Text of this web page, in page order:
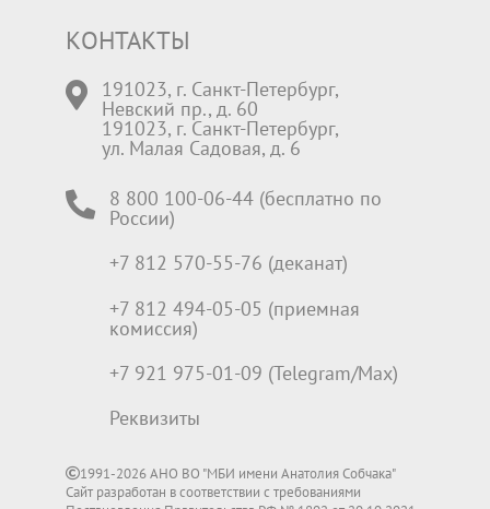
КОНТАКТЫ
191023, г. Санкт-Петербург,
Невский пр., д. 60
191023, г. Санкт-Петербург,
ул. Малая Садовая, д. 6
8 800 100-06-44 (бесплатно по
России)
+7 812 570-55-76 (деканат)
+7 812 494-05-05 (приемная
комиссия)
+7 921 975-01-09 (Telegram/Max)
Реквизиты
1991-2026 АНО ВО "МБИ имени Анатолия Собчака"
Сайт разработан в соответствии с требованиями